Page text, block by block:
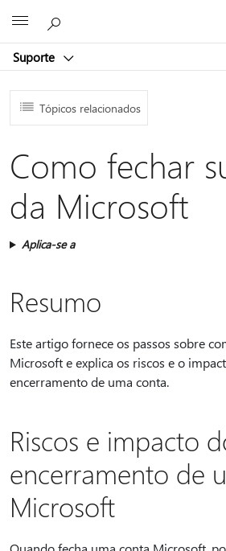
Suporte
Tópicos relacionados
Como fechar
da Microsoft
Aplica-se a
Resumo
Este artigo fornece os passos sobre
Microsoft e explica os riscos e o
encerramento de uma conta.
Riscos e impacto
encerramento de
Microsoft